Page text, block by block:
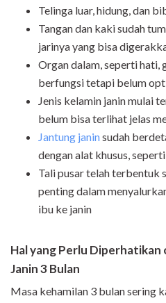
Telinga luar, hidung, dan
Tangan dan kaki sudah
jarinya yang bisa
Organ dalam, seperti hati,
berfungsi tetapi belum
Jenis kelamin janin mulai
belum bisa terlihat jelas
Jantung janinsudah
dengan alat khusus, seperti
Tali pusar telah terbentuk
penting dalam
ibu ke janin
Hal yang Perlu Diperhatikan
Janin 3 Bulan
Masa kehamilan 3 bulan sering